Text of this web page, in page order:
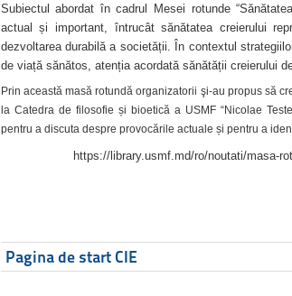
Subiectul abordat în cadrul Mesei rotunde
actual și important, întrucât sănătatea creierului
dezvoltarea durabilă a societății. În contextul
de viață sănătos, atenția acordată sănătății creierului
Prin această masă rotundă organizatorii şi-au propus să
la Catedra de filosofie și bioetică a USMF “Nicolae
pentru a discuta despre provocările actuale și pentru a
https://library.usmf.md/ro/noutati/masa-
Pagina de start CIE